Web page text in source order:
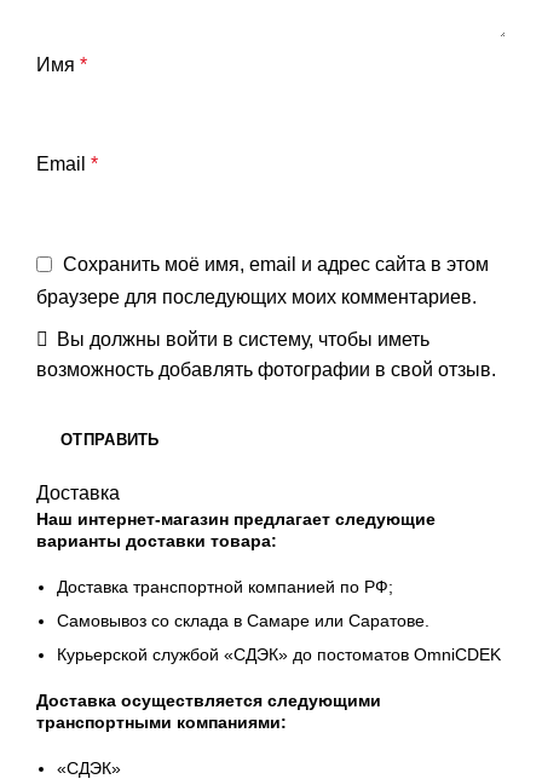
Имя *
Email *
Сохранить моё имя, email и адрес сайта в этом
браузере для последующих моих комментариев.
Вы должны войти в систему, чтобы иметь
возможность добавлять фотографии в свой отзыв.
Доставка
Наш интернет-магазин предлагает следующие
варианты доставки товара:
Доставка транспортной компанией по РФ;
Самовывоз со склада в Самаре или Саратове.
Курьерской службой «СДЭК» до постоматов OmniCDEK
Доставка осуществляется следующими
транспортными компаниями:
«СДЭК»